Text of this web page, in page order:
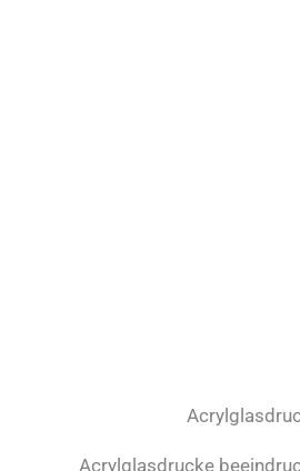
Acrylglasdrucke